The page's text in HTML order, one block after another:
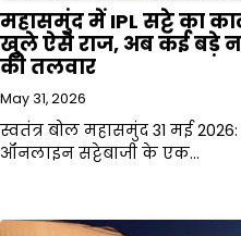
महासमुंद में IPL सट्टे का
खुले ऐसे राज, अब कई बड़े
की तलवार
May 31, 2026
स्वतंत्र बोल महासमुंद 31 मई
ऑनलाइन सट्टेबाजी के एक…